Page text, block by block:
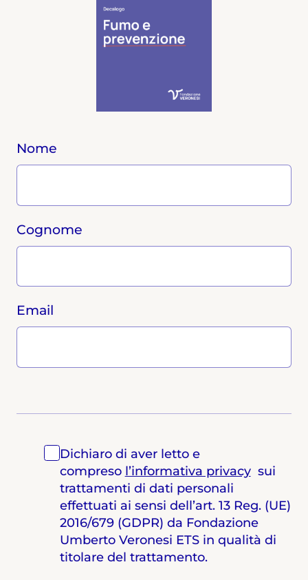
Nome
Cognome
Email
Dichiaro di aver letto e
compreso l’informativa privacysui
trattamenti di dati personali
effettuati ai sensi dell’art. 13 Reg. (UE)
2016/679 (GDPR) da Fondazione
Umberto Veronesi ETS in qualità di
titolare del trattamento.